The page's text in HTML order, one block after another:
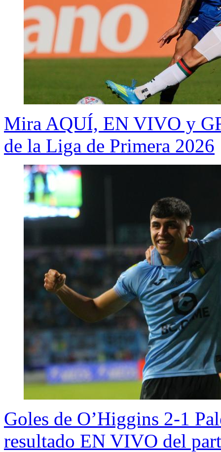
Mira AQUÍ, EN VIVO y
de la Liga de Primera 2026
Goles de O’Higgins 2-1
resultado EN VIVO del